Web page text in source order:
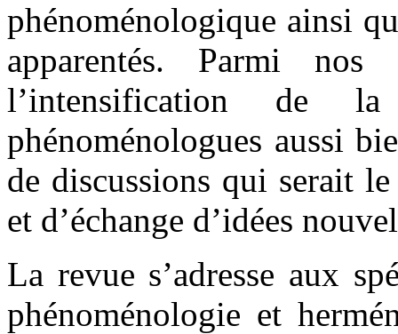
phénoménologique ainsi
apparentés. Parmi
l’intensification de
phénoménologues aussi
de discussions qui serait
et d’échange d’idées
La revue s’adresse aux
phénoménologie et